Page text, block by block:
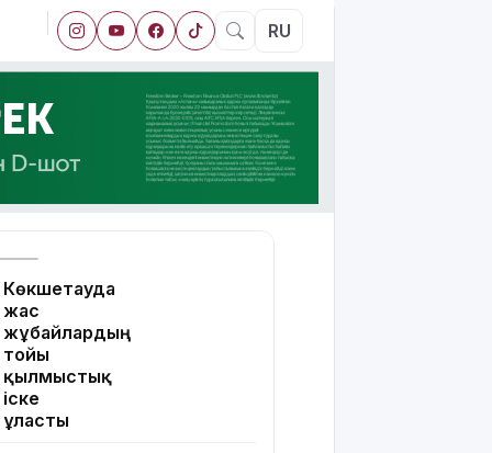
RU
Көкшетауда
жас
жұбайлардың
тойы
қылмыстық
іске
ұласты